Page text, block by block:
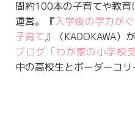
間約100本の子育てや教
運営。『入学後の学力が
子育て』（KADOKAWA）
ブログ「わが家の小学校
中の高校生とボーダーコ